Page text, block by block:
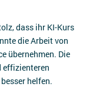
dass ihr KI-Kurs
die Arbeit von
übernehmen. Die
effizienteren
helfen.